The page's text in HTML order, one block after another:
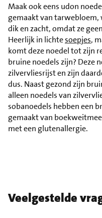
Maak ook eens udon
gemaakt van tarwebloem,
dik en zacht, omdat ze
Heerlijk in lichtesoepjes,
komt deze noedel tot zijn
bruine noedels zijn? Deze
zilvervliesrijst en zijn
dus. Naast gezond zijn
alleen noedels van
sobanoedels hebben een
gemaakt van
met een glutenallergie.
Veelgestelde